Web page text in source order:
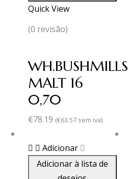
Quick View
(0 revisão)
WH.BUSHMILLS
MALT 16
0,70
€78.19 (€63.57 sem iva)
Adicionar
Adicionar à lista de